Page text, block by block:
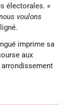
électorales. «
voulons
imprime sa
aux
arrondissement